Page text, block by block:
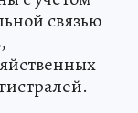
связью